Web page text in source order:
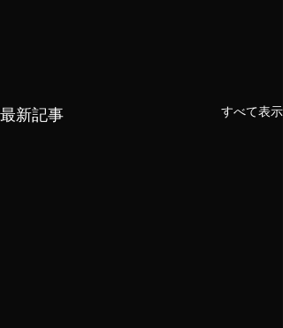
最新記事 すべて表示